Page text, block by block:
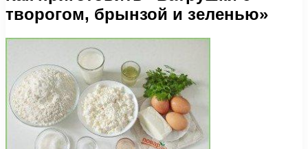
творогом, брынзой и зеленью»